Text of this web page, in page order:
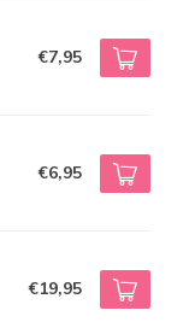
€7,95
€6,95
€19,95